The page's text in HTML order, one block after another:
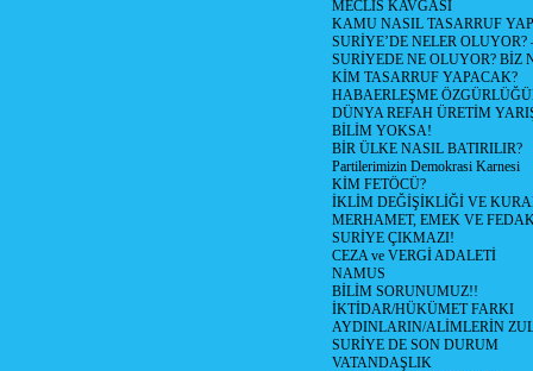
MECLİS KAVGASI
KAMU NASIL TASARRUF
SURİYE’DE NELER OLUYOR?
SURİYEDE NE OLUYOR? BİZ
KİM TASARRUF YAPACAK?
HABAERLEŞME
DÜNYA REFAH ÜRETİM
BİLİM YOKSA!
BİR ÜLKE NASIL BATIRILIR?
Partilerimizin Demokrasi Karnesi
KİM FETÖCÜ?
İKLİM DEĞİŞİKLİĞİ VE
MERHAMET, EMEK VE
SURİYE ÇIKMAZI!
CEZA ve VERGİ ADALETİ
NAMUS
BİLİM SORUNUMUZ!!
İKTİDAR/HÜKÜMET FARKI
AYDINLARIN/ALİMLERİN
SURİYE DE SON DURUM
VATANDAŞLIK